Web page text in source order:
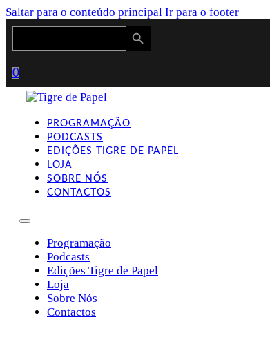
Saltar para o conteúdo principal Ir para o footer
Search
Search Button
0
PROGRAMAÇÃO
PODCASTS
EDIÇÕES TIGRE DE PAPEL
LOJA
SOBRE NÓS
CONTACTOS
Programação
Podcasts
Edições Tigre de Papel
Loja
Sobre Nós
Contactos